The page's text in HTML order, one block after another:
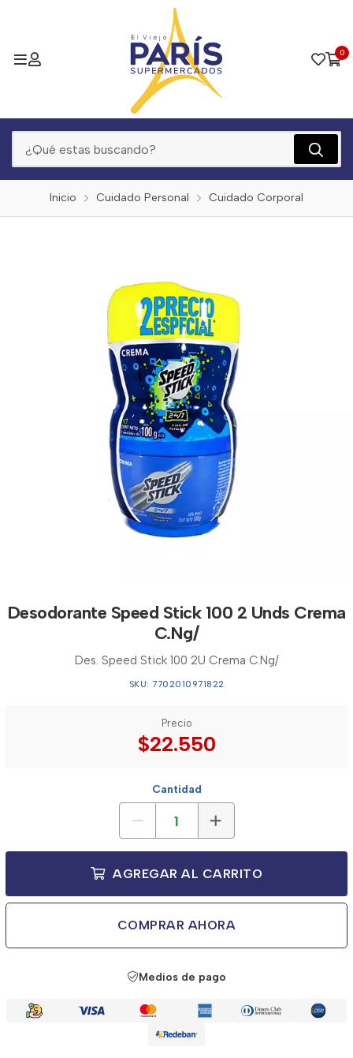
0
Inicio Cuidado Personal Cuidado Corporal
Desodorante Speed Stick 100 2 Unds Crema
C.Ng/
Des. Speed Stick 100 2U Crema C.Ng/
SKU: 7702010971822
Precio
$22.550
Cantidad
AGREGAR AL CARRITO
COMPRAR AHORA
Medios de pago